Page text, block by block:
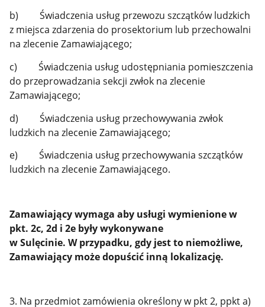
b) Świadczenia usług przewozu szczątków ludzkich
z miejsca zdarzenia do prosektorium lub przechowalni
na zlecenie Zamawiającego;
c) Świadczenia usług udostępniania pomieszczenia
do przeprowadzania sekcji zwłok na zlecenie
Zamawiającego;
d) Świadczenia usług przechowywania zwłok
ludzkich na zlecenie Zamawiającego;
e) Świadczenia usług przechowywania szczątków
ludzkich na zlecenie Zamawiającego.
Zamawiający wymaga aby usługi wymienione w
pkt. 2c, 2d i 2e były wykonywane
w Sulęcinie. W przypadku, gdy jest to niemożliwe,
Zamawiający może dopuścić inną lokalizację.
3. Na przedmiot zamówienia określony w pkt 2, ppkt a)